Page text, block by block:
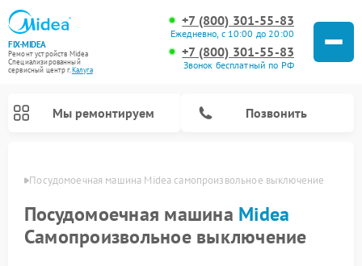
FIX-MIDEA
Ремонт устройств Midea
Специализированный
cервисный центр г.Калуга
+7 (800) 301-55-83
Ежедневно, с 10:00 до 20:00
+7 (800) 301-55-83
Звонок бесплатный по РФ
Мы ремонтируем Позвонить
Посудомоечная машина Midea самопроизвольное выключение
Посудомоечная машина Midea
Самопроизвольное выключение